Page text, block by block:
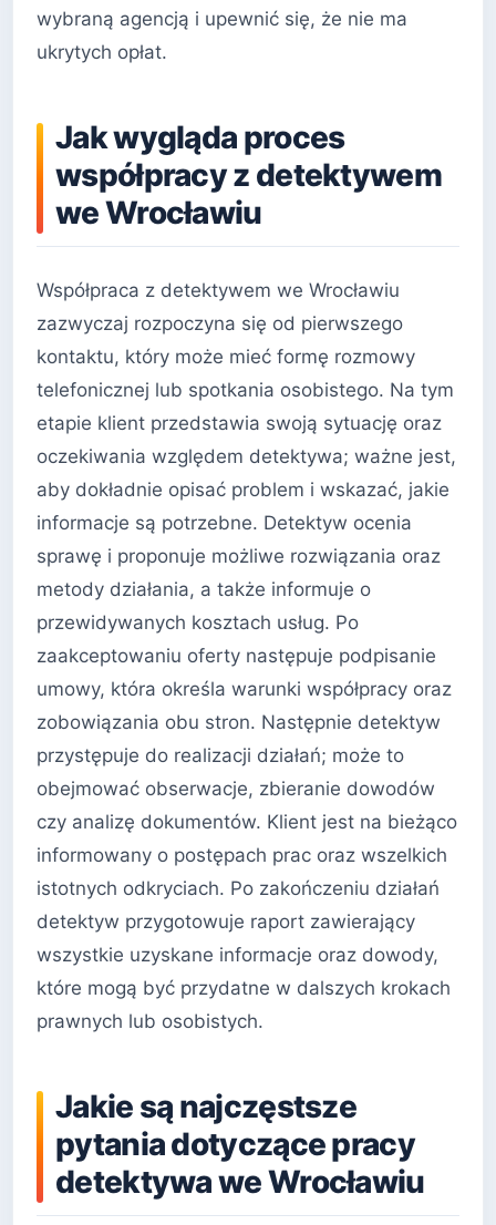
wybraną agencją i upewnić się, że nie ma
ukrytych opłat.
Jak wygląda proces
współpracy z detektywem
we Wrocławiu
Współpraca z detektywem we Wrocławiu
zazwyczaj rozpoczyna się od pierwszego
kontaktu, który może mieć formę rozmowy
telefonicznej lub spotkania osobistego. Na tym
etapie klient przedstawia swoją sytuację oraz
oczekiwania względem detektywa; ważne jest,
aby dokładnie opisać problem i wskazać, jakie
informacje są potrzebne. Detektyw ocenia
sprawę i proponuje możliwe rozwiązania oraz
metody działania, a także informuje o
przewidywanych kosztach usług. Po
zaakceptowaniu oferty następuje podpisanie
umowy, która określa warunki współpracy oraz
zobowiązania obu stron. Następnie detektyw
przystępuje do realizacji działań; może to
obejmować obserwacje, zbieranie dowodów
czy analizę dokumentów. Klient jest na bieżąco
informowany o postępach prac oraz wszelkich
istotnych odkryciach. Po zakończeniu działań
detektyw przygotowuje raport zawierający
wszystkie uzyskane informacje oraz dowody,
które mogą być przydatne w dalszych krokach
prawnych lub osobistych.
Jakie są najczęstsze
pytania dotyczące pracy
detektywa we Wrocławiu